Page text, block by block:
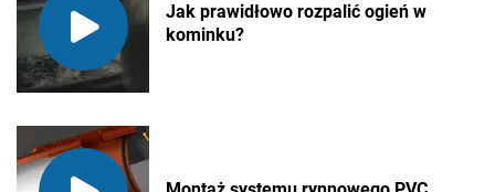
Jak prawidłowo rozpalić ogień w
kominku?